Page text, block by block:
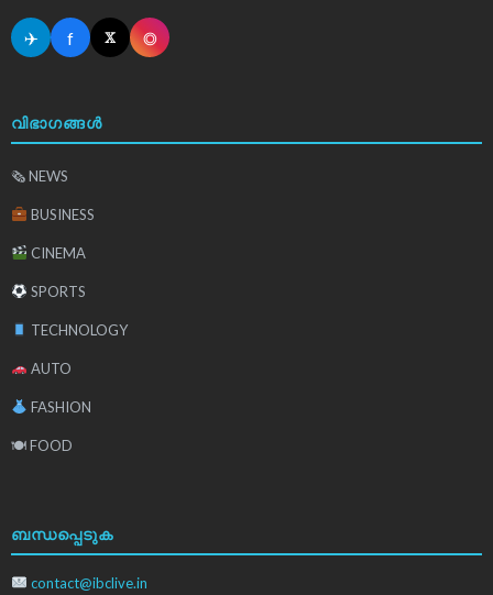
✈ f 𝕏 ◎
വിഭാഗങ്ങൾ
🗞 NEWS
BUSINESS
CINEMA
SPORTS
TECHNOLOGY
AUTO
FASHION
🍽 FOOD
ബന്ധപ്പെടുക
contact@ibclive.in